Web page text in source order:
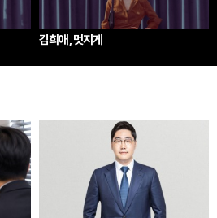
김희애, 멋지게